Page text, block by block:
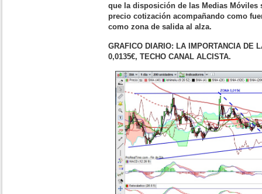
que la disposición de las Medias Móviles
precio cotización acompañando como
como zona de salida al alza.
GRAFICO DIARIO: LA IMPORTANCIA DE
0,0135€, TECHO CANAL ALCISTA.